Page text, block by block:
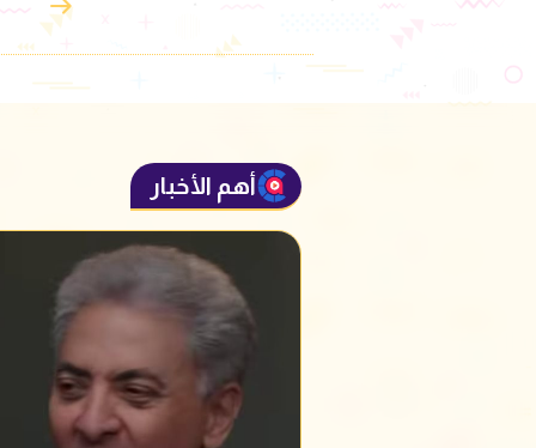
أهم الأخبار